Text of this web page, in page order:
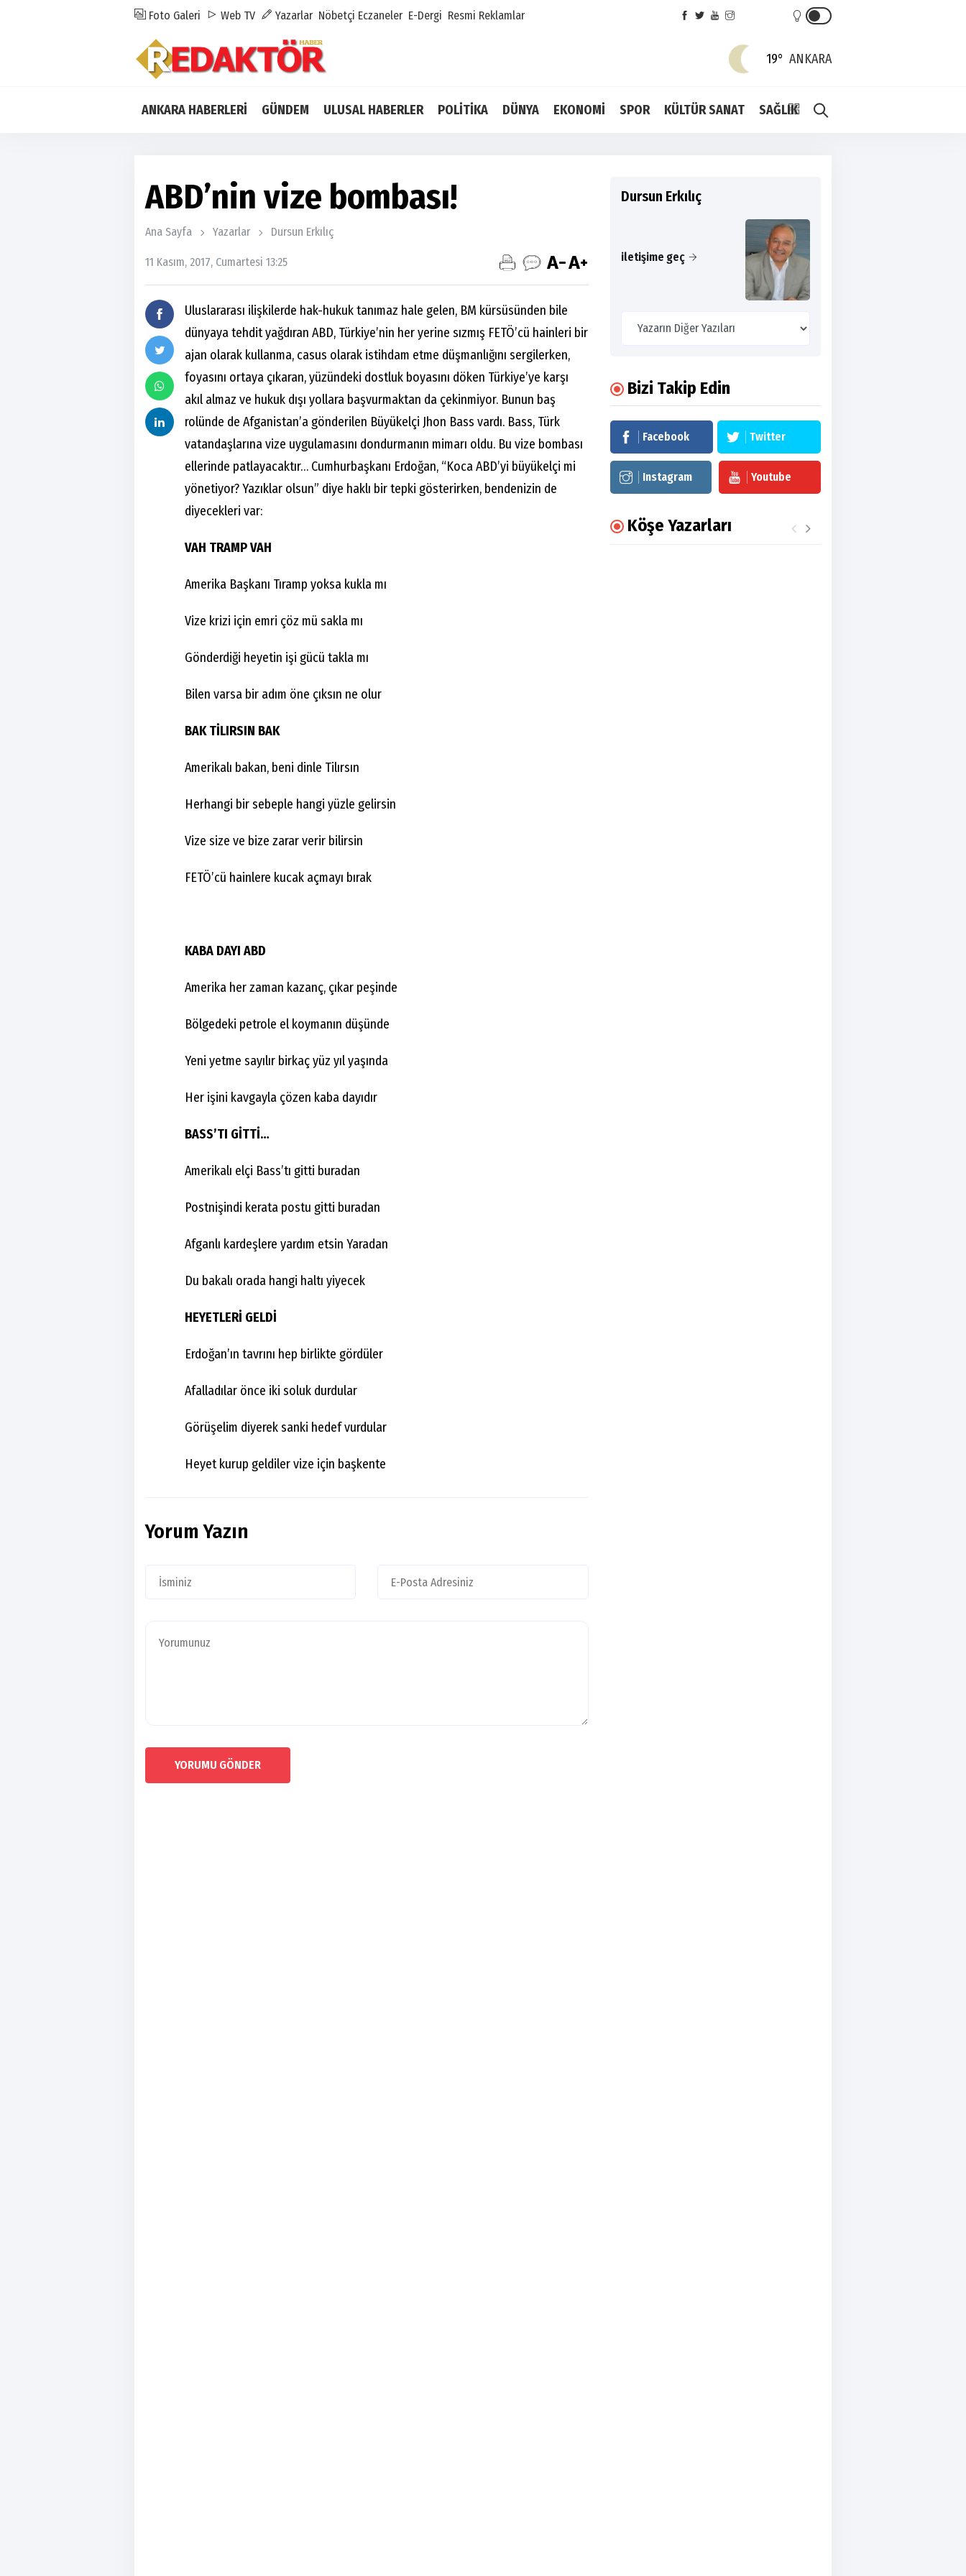
Foto Galeri Web TV Yazarlar Nöbetçi Eczaneler E-Dergi Resmi Reklamlar
19° ANKARA
ANKARA HABERLERİ GÜNDEM ULUSAL HABERLER POLİTİKA DÜNYA EKONOMİ SPOR KÜLTÜR SANAT SAĞLIK
ABD’nin vize bombası!
Ana Sayfa Yazarlar Dursun Erkılıç
11 Kasım, 2017, Cumartesi 13:25
Uluslararası ilişkilerde hak-hukuk tanımaz hale gelen, BM kürsüsünden bile
dünyaya tehdit yağdıran ABD, Türkiye’nin her yerine sızmış FETÖ’cü hainleri bir
ajan olarak kullanma, casus olarak istihdam etme düşmanlığını sergilerken,
foyasını ortaya çıkaran, yüzündeki dostluk boyasını döken Türkiye’ye karşı
akıl almaz ve hukuk dışı yollara başvurmaktan da çekinmiyor. Bunun baş
rolünde de Afganistan’a gönderilen Büyükelçi Jhon Bass vardı. Bass, Türk
vatandaşlarına vize uygulamasını dondurmanın mimarı oldu. Bu vize bombası
ellerinde patlayacaktır… Cumhurbaşkanı Erdoğan, “Koca ABD’yi büyükelçi mi
yönetiyor? Yazıklar olsun” diye haklı bir tepki gösterirken, bendenizin de
diyecekleri var:
VAH TRAMP VAH
Amerika Başkanı Tıramp yoksa kukla mı
Vize krizi için emri çöz mü sakla mı
Gönderdiği heyetin işi gücü takla mı
Bilen varsa bir adım öne çıksın ne olur
BAK TİLIRSIN BAK
Amerikalı bakan, beni dinle Tilırsın
Herhangi bir sebeple hangi yüzle gelirsin
Vize size ve bize zarar verir bilirsin
FETÖ’cü hainlere kucak açmayı bırak
KABA DAYI ABD
Amerika her zaman kazanç, çıkar peşinde
Bölgedeki petrole el koymanın düşünde
Yeni yetme sayılır birkaç yüz yıl yaşında
Her işini kavgayla çözen kaba dayıdır
BASS’TI GİTTİ…
Amerikalı elçi Bass’tı gitti buradan
Postnişindi kerata postu gitti buradan
Afganlı kardeşlere yardım etsin Yaradan
Du bakalı orada hangi haltı yiyecek
HEYETLERİ GELDİ
Erdoğan’ın tavrını hep birlikte gördüler
Afalladılar önce iki soluk durdular
Görüşelim diyerek sanki hedef vurdular
Heyet kurup geldiler vize için başkente
Yorum Yazın
YORUMU GÖNDER
Dursun Erkılıç
iletişime geç
Bizi Takip Edin
Facebook Twitter
Instagram Youtube
Köşe Yazarları